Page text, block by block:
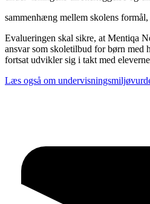
sammenhæng mellem skolens
Evalueringen skal sikre, at Mentiqa
ansvar som skoletilbud for børn med
fortsat udvikler sig i takt med
Læs også om